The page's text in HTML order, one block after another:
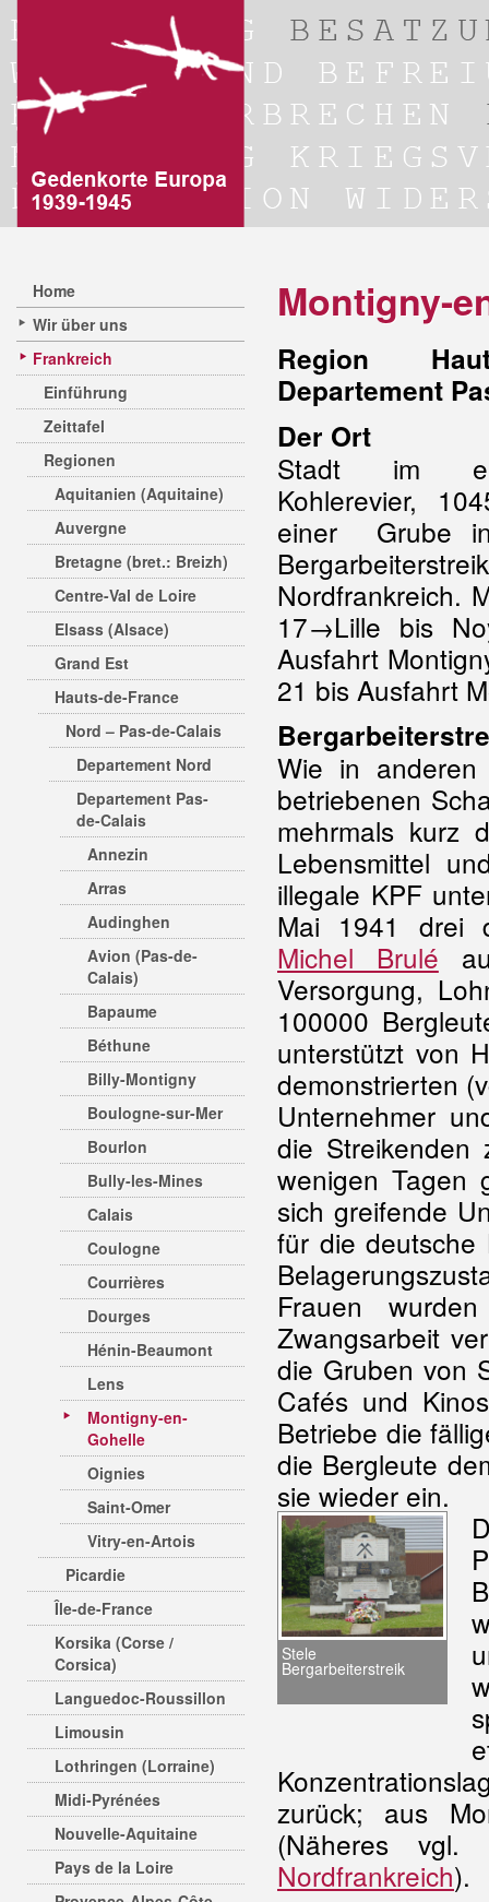
Home
Wir über uns
Frankreich
Einführung
Zeittafel
Regionen
Aquitanien (Aquitaine)
Auvergne
Bretagne (bret.: Breizh)
Centre-Val de Loire
Elsass (Alsace)
Grand Est
Hauts-de-France
Nord – Pas-de-Calais
Departement Nord
Departement Pas-
de-Calais
Annezin
Arras
Audinghen
Avion (Pas-de-
Calais)
Bapaume
Béthune
Billy-Montigny
Boulogne-sur-Mer
Bourlon
Bully-les-Mines
Calais
Coulogne
Courrières
Dourges
Hénin-Beaumont
Lens
Montigny-en-
Gohelle
Oignies
Saint-Omer
Vitry-en-Artois
Picardie
Île-de-France
Korsika (Corse /
Corsica)
Languedoc-Roussillon
Limousin
Lothringen (Lorraine)
Midi-Pyrénées
Nouvelle-Aquitaine
Pays de la Loire
Montigny-
Region
Departement
Der Ort
Stadt im
Kohlerevier,
einer Grube
Nordfrankreich.
17→Lille bis
Ausfahrt
21 bis Ausfahrt
Wie in
betriebenen
mehrmals kurz
Lebensmittel
illegale KPF
Mai 1941
Michel Brulé
Versorgung,
100000
unterstützt von
demonstrierten
Unternehmer
die Streikenden
wenigen
sich greifende
für die deutsche
Frauen
Zwangsarbeit
die Gruben von
Cafés und
Betriebe die
die Bergleute
sie wieder ein.
Stele
Bergarbeiterstreik
zurück; aus
(Näheres vgl.
Nordfrankreich).